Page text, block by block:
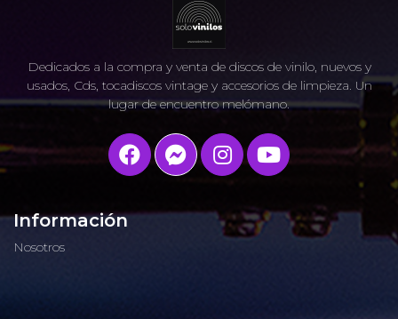
Dedicados a la compra y venta de discos de vinilo, nuevos y
usados, Cds, tocadiscos vintage y accesorios de limpieza. Un
lugar de encuentro melómano.
Información
Nosotros